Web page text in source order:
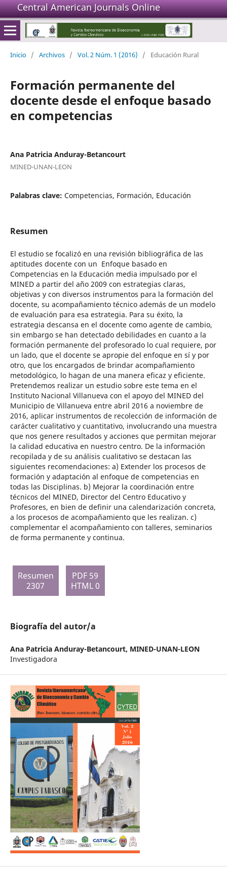
Central American Journals Online
Inicio / Archivos / Vol. 2 Núm. 1 (2016) / Educación Rural
Formación permanente del
docente desde el enfoque basado
en competencias
Ana Patricia Anduray-Betancourt
MINED-UNAN-LEON
Palabras clave: Competencias, Formación, Educación
Resumen
El estudio se focalizó en una revisión bibliográfica de las
aptitudes docente con un Enfoque basado en
Competencias en la Educación media impulsado por el
MINED a partir del año 2009 con estrategias claras,
objetivas y con diversos instrumentos para la formación del
docente, su acompañamiento técnico además de un modelo
de evaluación para esa estrategia. Para su éxito, la
estrategia descansa en el docente como agente de cambio,
sin embargo se han detectado debilidades en cuanto a la
formación permanente del profesorado lo cual requiere, por
un lado, que el docente se apropie del enfoque en sí y por
otro, que los encargados de brindar acompañamiento
metodológico, lo hagan de una manera eficaz y eficiente.
Pretendemos realizar un estudio sobre este tema en el
Instituto Nacional Villanueva con el apoyo del MINED del
Municipio de Villanueva entre abril 2016 a noviembre de
2016, aplicar instrumentos de recolección de información de
carácter cualitativo y cuantitativo, involucrando una muestra
que nos genere resultados y acciones que permitan mejorar
la calidad educativa en nuestro centro. De la información
recopilada y de su análisis cualitativo se destacan las
siguientes recomendaciones: a) Extender los procesos de
formación y adaptación al enfoque de competencias en
todas las Disciplinas. b) Mejorar la coordinación entre
técnicos del MINED, Director del Centro Educativo y
Profesores, en bien de definir una calendarización concreta,
a los procesos de acompañamiento que les realizan. c)
complementar el acompañamiento con talleres, seminarios
de forma permanente y continua.
Resumen
2307
PDF 59
HTML 0
Biografía del autor/a
Ana Patricia Anduray-Betancourt, MINED-UNAN-LEON
Investigadora